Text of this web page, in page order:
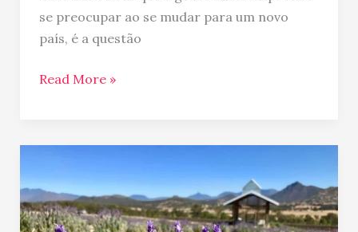
se preocupar ao se mudar para um novo
país, é a questão
Read More »
uma
plantação
de